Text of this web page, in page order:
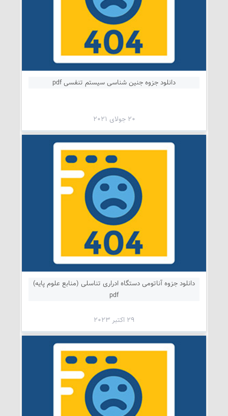
دانلود جزوه جنین شناسی سیستم تنفسی pdf
20 جولای 2021
دانلود جزوه آناتومی دستگاه ادراری تناسلی (منابع علوم پایه)
pdf
29 اکتبر 2023